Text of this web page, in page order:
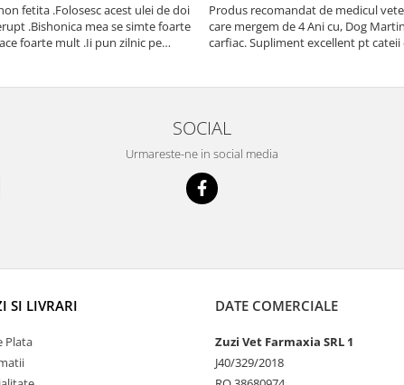
fetita .Folosesc acest ulei de doi
.Bishonica mea se simte foarte
foarte mult .Ii pun zilnic pe
Produs recomandat de medicul
care mergem de 4 Ani cu, Dog Martin care
carfiac. Supliment excellent pt cateii
SOCIAL
Urmareste-ne in social media
SI LIVRARI
Plata
DATE COMERCIALE
Zuzi Vet Farmaxia SRL 1
J40/329/2018